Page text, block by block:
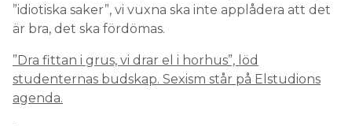
”idiotiska saker”, vi vuxna ska inte applådera att det
är bra, det ska fördömas.
”Dra fittan i grus, vi drar el i horhus”, löd
studenternas budskap. Sexism står på Elstudions
agenda.